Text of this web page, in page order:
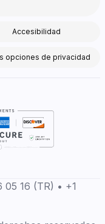
Accesibilidad
opciones de privacidad
16 (TR) • +1